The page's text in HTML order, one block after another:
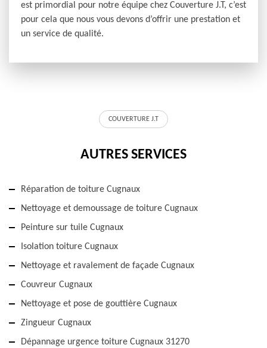
est primordial pour notre équipe chez Couverture J.T, c’est
pour cela que nous vous devons d’offrir une prestation et
un service de qualité.
COUVERTURE J.T
AUTRES SERVICES
Réparation de toiture Cugnaux
Nettoyage et demoussage de toiture Cugnaux
Peinture sur tuile Cugnaux
Isolation toiture Cugnaux
Nettoyage et ravalement de façade Cugnaux
Couvreur Cugnaux
Nettoyage et pose de gouttière Cugnaux
Zingueur Cugnaux
Dépannage urgence toiture Cugnaux 31270